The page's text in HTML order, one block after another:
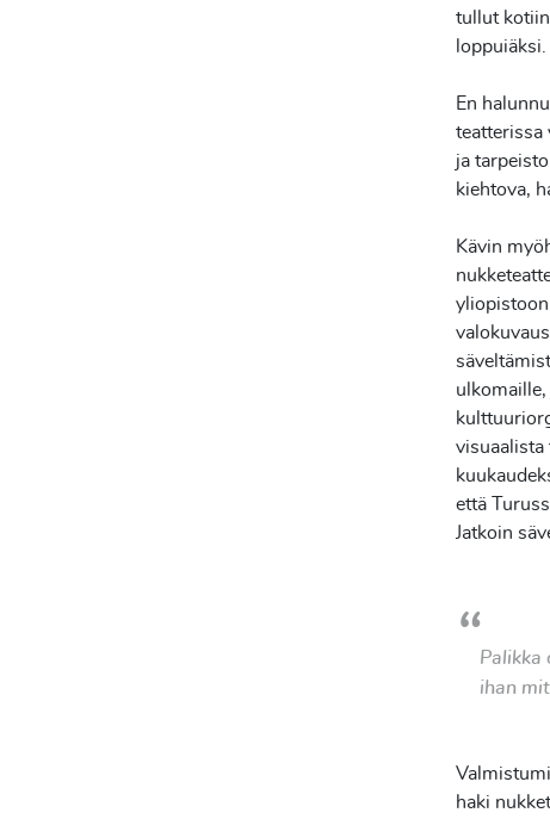
tullut
loppuiäksi.
En
teatterissa
ja
kiehtova,
Kävin
ulkomaille,
visuaalista
että
Jatkoin
Palikka
ihan
haki